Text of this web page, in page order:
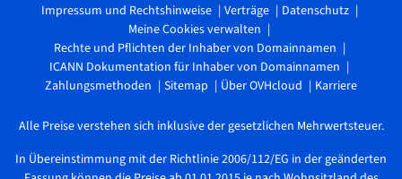
Impressum und Rechtshinweise Verträge
Datenschutz
Meine Cookies verwalten
Rechte und Pflichten der Inhaber von Domainnamen
ICANN Dokumentation für Inhaber von Domainnamen
Zahlungsmethoden
Sitemap Über OVHcloud Karriere
Alle Preise verstehen sich inklusive der gesetzlichen Mehrwertsteuer.
In Übereinstimmung mit der Richtlinie 2006/112/EG in der geänderten